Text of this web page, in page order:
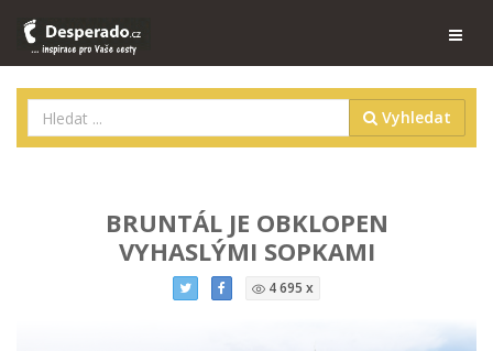
Vyhledat
BRUNTÁL JE OBKLOPEN
VYHASLÝMI SOPKAMI
4 695 x